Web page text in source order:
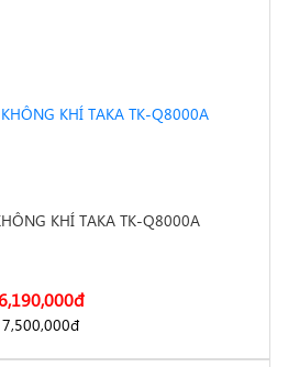
may-lam-mat-khong-khi-taka-tk-
KHÍ TAKA TK-Q8000A
đ
7,500,000đ